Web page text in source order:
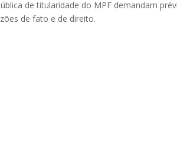
de titularidade do MPF demandam
de fato e de direito.